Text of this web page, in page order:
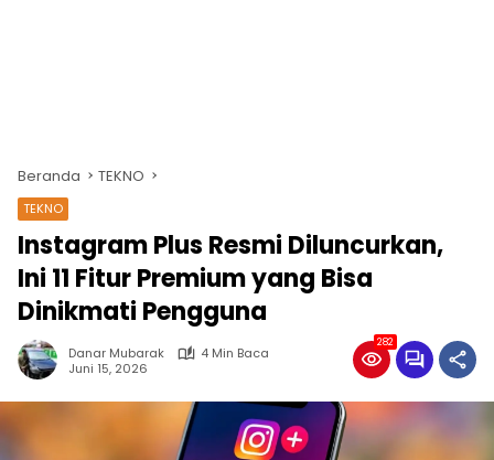
Beranda TEKNO
TEKNO
Instagram Plus Resmi Diluncurkan,
Ini 11 Fitur Premium yang Bisa
Dinikmati Pengguna
Danar Mubarak
4 Min Baca
Juni 15, 2026
282